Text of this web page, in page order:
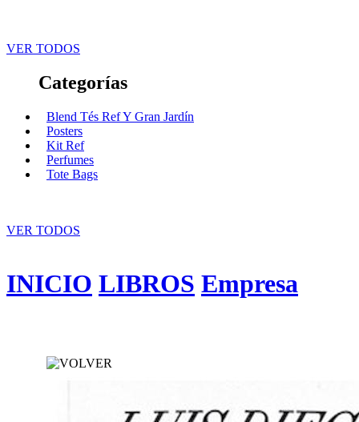
VER TODOS
Categorías
Blend Tés Ref Y Gran Jardín
Posters
Kit Ref
Perfumes
Tote Bags
VER TODOS
INICIO LIBROS Empresa